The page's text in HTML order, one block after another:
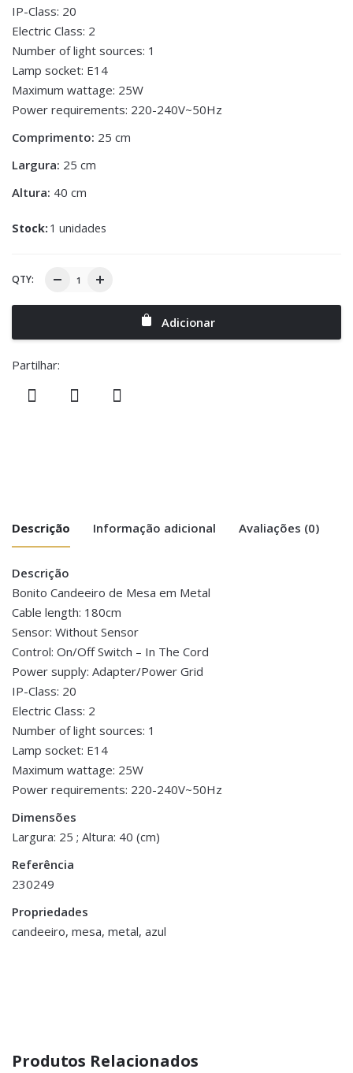
IP-Class: 20
Electric Class: 2
Number of light sources: 1
Lamp socket: E14
Maximum wattage: 25W
Power requirements: 220-240V~50Hz
Comprimento: 25 cm
Largura: 25 cm
Altura: 40 cm
Stock: 1 unidades
QTY:
Adicionar
Partilhar:
Descrição Informação adicional Avaliações (0)
Descrição
Bonito Candeeiro de Mesa em Metal
Cable length: 180cm
Sensor: Without Sensor
Control: On/Off Switch – In The Cord
Power supply: Adapter/Power Grid
IP-Class: 20
Electric Class: 2
Number of light sources: 1
Lamp socket: E14
Maximum wattage: 25W
Power requirements: 220-240V~50Hz
Dimensões
Largura: 25 ; Altura: 40 (cm)
Referência
230249
Propriedades
candeeiro, mesa, metal, azul
Peso 1.40 kg
Dimensões 25 × 25 × 40 cm
There are no reviews yet.
Be the first to review “Candeeiro Mesa
Metal – Azul”
You must be <a href="https://www.homeart.pt/minha-
conta/">logged in</a> to post a review.
Produtos Relacionados